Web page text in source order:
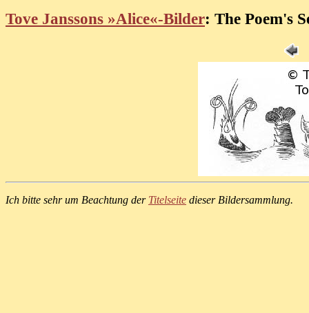
Tove Janssons »Alice«-Bilder: The Poem's
Ich bitte sehr um Beachtung der Titelseite dieser Bildersammlung.